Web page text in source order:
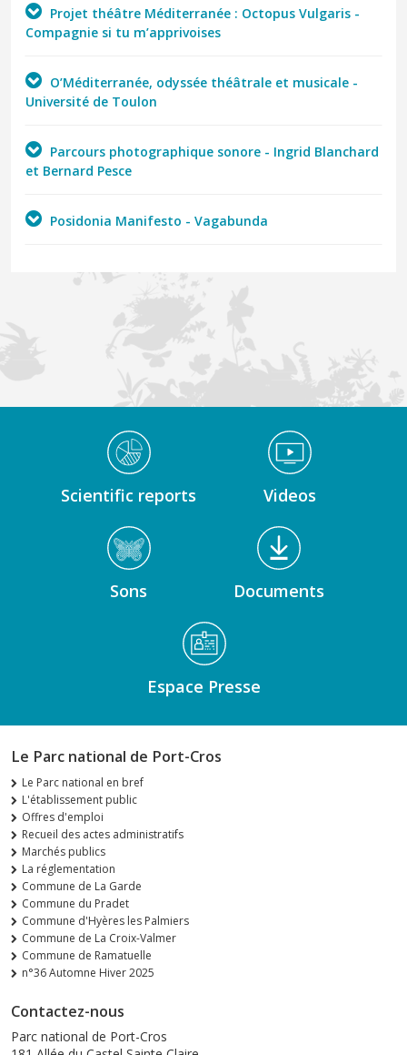
Compagnie si tu m’apprivoises
Université de Toulon
et Bernard Pesce
Posidonia Manifesto - Vagabunda
Médiathèque Footer
Scientific reports Videos
Sons Documents
Espace Presse
Le Parc national de Port-Cros
Le Parc national en bref
L'établissement public
Offres d'emploi
Recueil des actes administratifs
Marchés publics
La réglementation
Commune de La Garde
Commune du Pradet
Commune d'Hyères les Palmiers
Commune de La Croix-Valmer
Commune de Ramatuelle
n°36 Automne Hiver 2025
Contactez-nous
Parc national de Port-Cros